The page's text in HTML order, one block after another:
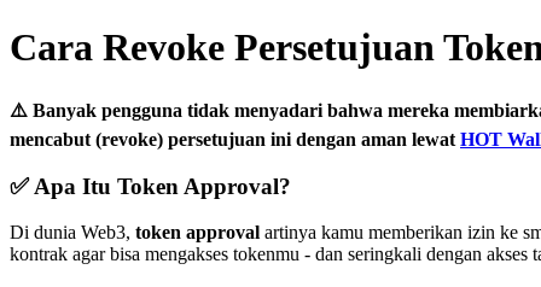
Cara Revoke Persetujuan
⚠️ Banyak pengguna tidak menyadari bahwa mereka
mencabut (revoke) persetujuan ini dengan aman lewat HOT
✅ Apa Itu Token Approval?
Di dunia Web3, token approval artinya kamu memberikan izin ke
kontrak agar bisa mengakses tokenmu - dan seringkali dengan akses